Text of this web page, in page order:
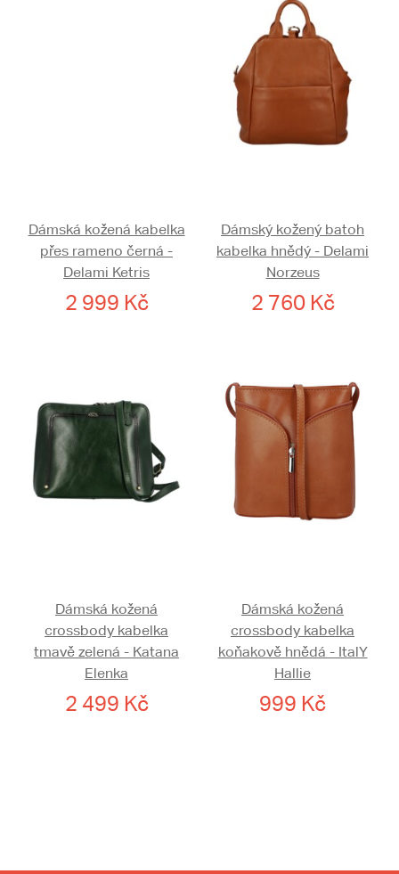
Dámská kožená kabelka
přes rameno černá -
Delami Ketris
2 999 Kč
Dámský kožený batoh
kabelka hnědý - Delami
Norzeus
2 760 Kč
Dámská kožená
crossbody kabelka
tmavě zelená - Katana
Elenka
2 499 Kč
Dámská kožená
crossbody kabelka
koňakově hnědá - ItalY
Hallie
999 Kč